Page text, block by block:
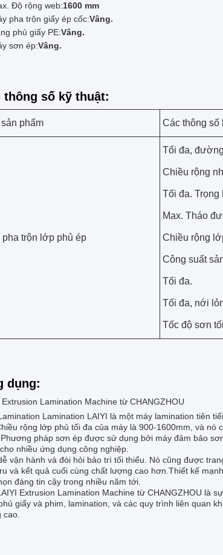
Độ rộng web:1600 mm
pha trộn giấy ép cốc:Vâng.
phủ giấy PE:Vâng.
sơn ép:Vâng.
thông số kỹ thuật:
phẩm Các thông số
pha trộn lớp phủ ép
Tối đa,
Chiều rộng
Tối đa.
Max. Tháo
Chiều rộng
Công suất
Tối đa.
Tối đa, nới
Tốc độ sơn
dụng:
Extrusion Lamination Machine từ CHANGZHOU
Lamination LAIYI là một máy lamination tiên
rộng lớp phủ tối đa của máy là 900-1600mm, và
pháp sơn ép được sử dụng bởi máy đảm bảo
nhiều ứng dụng công nghiệp.
vận hành và đòi hỏi bảo trì tối thiểu. Nó cũng được
và kết quả cuối cùng chất lượng cao hơn.Thiết kế
đáng tin cậy trong nhiều năm tới.
Extrusion Lamination Machine từ CHANGZHOU là
giấy và phim, lamination, và các quy trình liên quan
cao.